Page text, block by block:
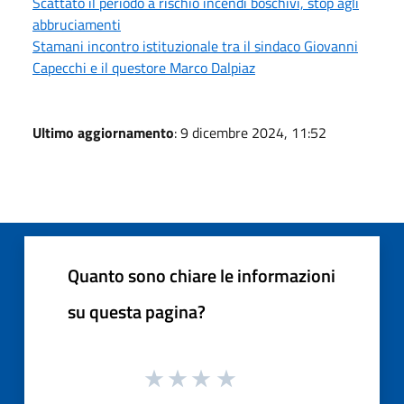
abbruciamenti
Stamani incontro istituzionale tra il sindaco Giovanni
Capecchi e il questore Marco Dalpiaz
Ultimo aggiornamento: 9 dicembre 2024, 11:52
Quanto sono chiare le informazioni
su questa pagina?